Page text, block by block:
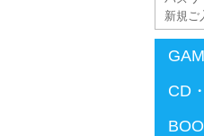
新規ご
CD